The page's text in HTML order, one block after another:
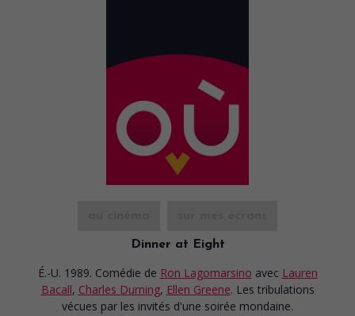
Dinner at Eight
É.-U. 1989. Comédie de Ron Lagomarsino avec Lauren
Bacall, Charles Durning, Ellen Greene. Les tribulations
vécues par les invités d'une soirée mondaine.